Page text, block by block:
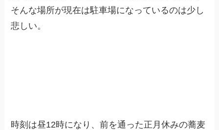
そんな場所が現在は駐車場になっているのは少し
悲しい。
時刻は昼12時になり、前を通った正月休みの蕎麦